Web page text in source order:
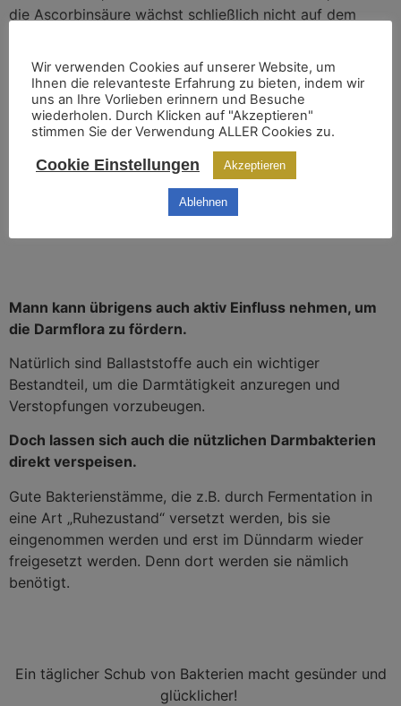
die Ascorbinsäure wächst schließlich nicht auf dem
Im Gegensatz zu synthetisch hergestellten Vitaminen,
enthalten natürliche Vitamine wirksame Moleküle, an die
der Körper seit Jahrtausenden gewöhnt ist und diese
dann auch optimal einbauen und verstoffwechseln
kann.
Mann kann übrigens auch aktiv Einfluss nehmen, um
die Darmflora zu fördern.
Natürlich sind Ballaststoffe auch ein wichtiger
Bestandteil, um die Darmtätigkeit anzuregen und
Verstopfungen vorzubeugen.
Doch lassen sich auch die nützlichen Darmbakterien
direkt verspeisen.
Gute Bakterienstämme, die z.B. durch Fermentation in
eine Art „Ruhezustand“ versetzt werden, bis sie
eingenommen werden und erst im Dünndarm wieder
freigesetzt werden. Denn dort werden sie nämlich
benötigt.
Ein täglicher Schub von Bakterien macht gesünder und
glücklicher!
Wir verwenden Cookies auf unserer Website, um
Ihnen die relevanteste Erfahrung zu bieten, indem wir
uns an Ihre Vorlieben erinnern und Besuche
wiederholen. Durch Klicken auf "Akzeptieren"
stimmen Sie der Verwendung ALLER Cookies zu.
Cookie Einstellungen Akzeptieren
Ablehnen